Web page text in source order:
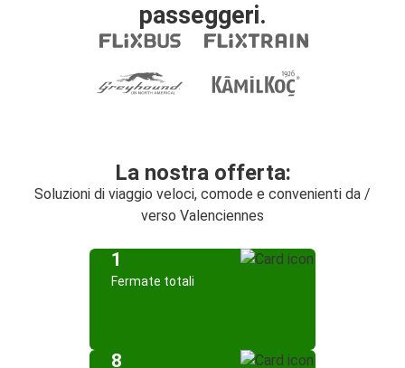
passeggeri.
La nostra offerta:
Soluzioni di viaggio veloci, comode e convenienti da /
verso Valenciennes
1
Fermate totali
8